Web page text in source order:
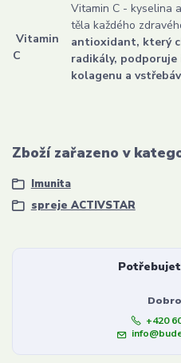
Vitamin
C
Vitamin C - kyselina
těla každého
antioxidant, který
radikály,
kolagenu a
Zboží zařazeno v
Imunita
spreje ACTIVSTAR
+420